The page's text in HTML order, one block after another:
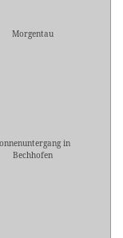
Morgentau
in
Bechhofen